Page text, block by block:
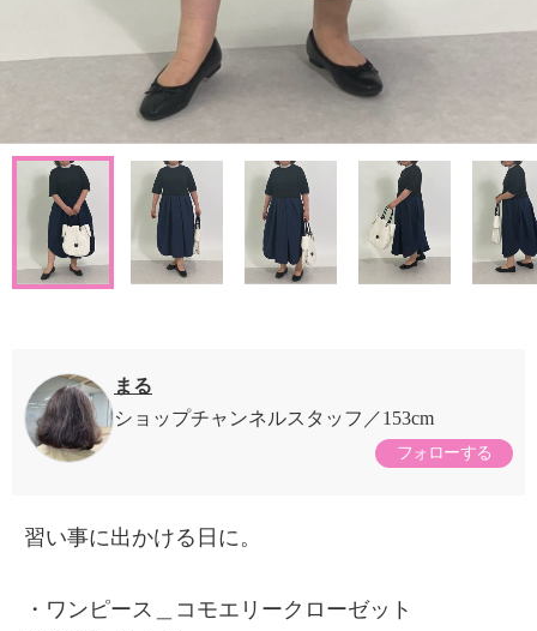
まる
ショップチャンネルスタッフ
153cm
フォローする
習い事に出かける日に。
・ワンピース＿コモエリークローゼット